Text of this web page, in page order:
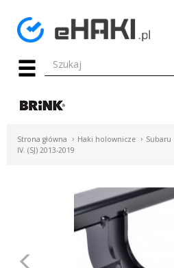
Menu
HAKI
ELEKTRYCZNE
Strona główna Haki holownicze Subaru
IV. (SJ) 2013-2019
Poprzednie